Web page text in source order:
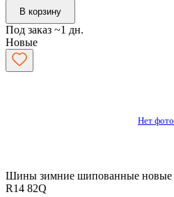
В корзину
Под заказ ~1 дн.
Новые
Нет фото
Шины зимние шипованные новые
R14 82Q